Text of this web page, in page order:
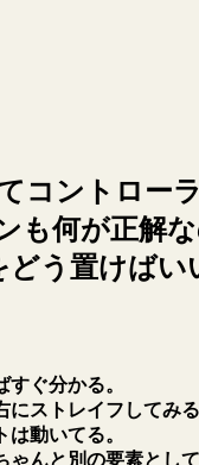
コントロー
何が正解な
う置けばい
ぐ分かる。
ストレイフしてみる
動いてる。
んと別の要素として